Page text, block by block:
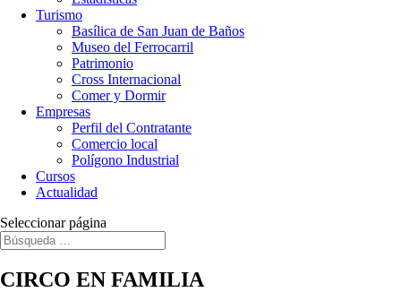
Turismo
Basílica de San Juan de Baños
Museo del Ferrocarril
Patrimonio
Cross Internacional
Comer y Dormir
Empresas
Perfil del Contratante
Comercio local
Polígono Industrial
Cursos
Actualidad
Seleccionar página
CIRCO EN FAMILIA